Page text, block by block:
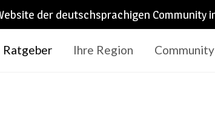
der deutschsprachigen Community
Ratgeber Ihre Region Community